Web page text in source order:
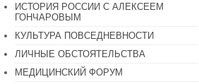
ИСТОРИЯ РОССИИ С АЛЕКСЕЕМ
ГОНЧАРОВЫМ
КУЛЬТУРА ПОВСЕДНЕВНОСТИ
ЛИЧНЫЕ ОБСТОЯТЕЛЬСТВА
МЕДИЦИНСКИЙ ФОРУМ